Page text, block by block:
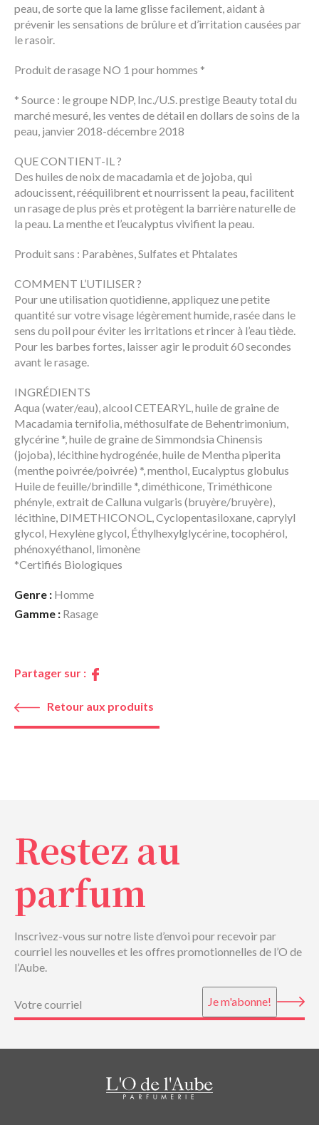
peau, de sorte que la lame glisse facilement, aidant à
prévenir les sensations de brûlure et d’irritation causées par
le rasoir.
Produit de rasage NO 1 pour hommes *
* Source : le groupe NDP, Inc./U.S. prestige Beauty total du
marché mesuré, les ventes de détail en dollars de soins de la
peau, janvier 2018-décembre 2018
QUE CONTIENT-IL ?
Des huiles de noix de macadamia et de jojoba, qui
adoucissent, rééquilibrent et nourrissent la peau, facilitent
un rasage de plus près et protègent la barrière naturelle de
la peau. La menthe et l’eucalyptus vivifient la peau.
Produit sans : Parabènes, Sulfates et Phtalates
COMMENT L’UTILISER ?
Pour une utilisation quotidienne, appliquez une petite
quantité sur votre visage légèrement humide, rasée dans le
sens du poil pour éviter les irritations et rincer à l’eau tiède.
Pour les barbes fortes, laisser agir le produit 60 secondes
avant le rasage.
INGRÉDIENTS
Aqua (water/eau), alcool CETEARYL, huile de graine de
Macadamia ternifolia, méthosulfate de Behentrimonium,
glycérine *, huile de graine de Simmondsia Chinensis
(jojoba), lécithine hydrogénée, huile de Mentha piperita
(menthe poivrée/poivrée) *, menthol, Eucalyptus globulus
Huile de feuille/brindille *, diméthicone, Triméthicone
phényle, extrait de Calluna vulgaris (bruyère/bruyère),
lécithine, DIMETHICONOL, Cyclopentasiloxane, caprylyl
glycol, Hexylène glycol, Éthylhexylglycérine, tocophérol,
phénoxyéthanol, limonène
*Certifiés Biologiques
Genre : Homme
Gamme : Rasage
Partager sur :
Retour aux produits
Restez au
parfum
Inscrivez-vous sur notre liste d’envoi pour recevoir par
courriel les nouvelles et les offres promotionnelles de l’O de
l’Aube.
Je m'abonne!